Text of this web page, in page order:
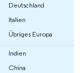
Deutschland
Italien
Übriges Europa
Indien
China